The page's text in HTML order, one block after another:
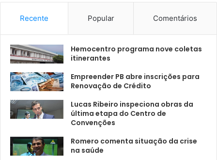
Recente Popular Comentários
Hemocentro programa nove coletas
itinerantes
Empreender PB abre inscrições para
Renovação de Crédito
Lucas Ribeiro inspeciona obras da
última etapa do Centro de
Convenções
Romero comenta situação da crise
na saúde